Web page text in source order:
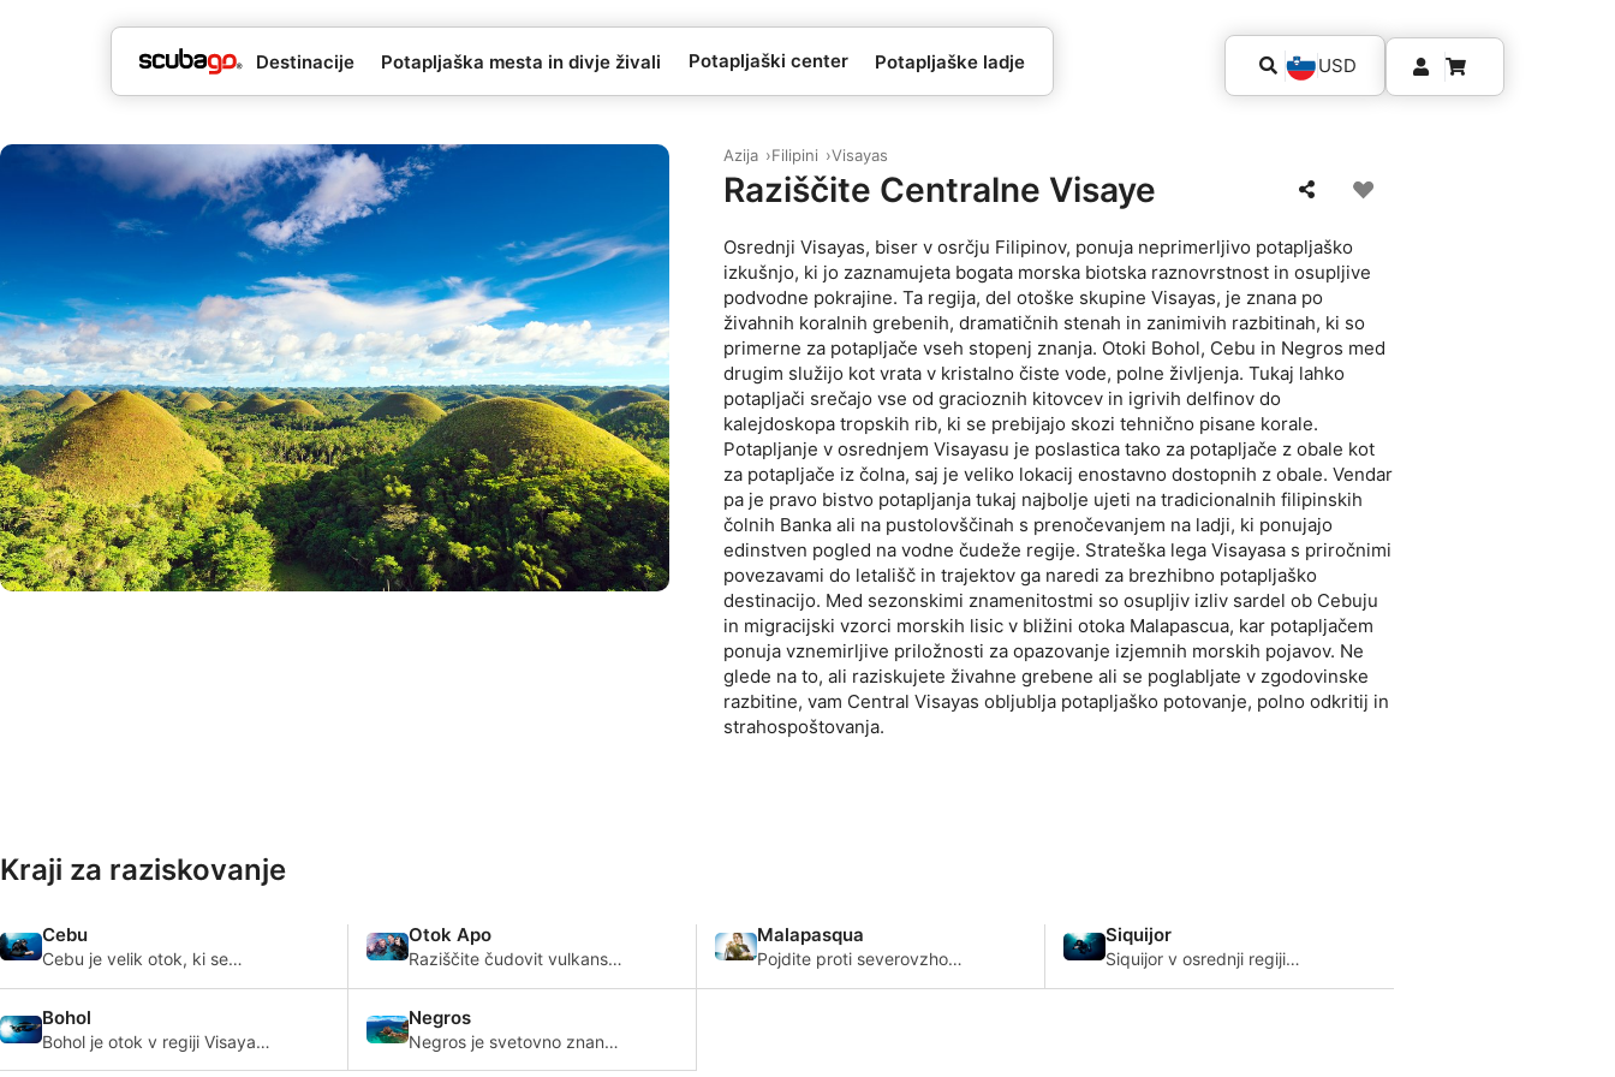
Destinacije Potapljaška mesta in divje živali Potapljaški center Potapljaške ladje USD
Azija Filipini Visayas
Raziščite Centralne Visaye
Osrednji Visayas, biser v osrčju Filipinov, ponuja neprimerljivo potapljaško
izkušnjo, ki jo zaznamujeta bogata morska biotska raznovrstnost in osupljive
podvodne pokrajine. Ta regija, del otoške skupine Visayas, je znana po
živahnih koralnih grebenih, dramatičnih stenah in zanimivih razbitinah, ki so
primerne za potapljače vseh stopenj znanja. Otoki Bohol, Cebu in Negros med
drugim služijo kot vrata v kristalno čiste vode, polne življenja. Tukaj lahko
potapljači srečajo vse od gracioznih kitovcev in igrivih delfinov do
kalejdoskopa tropskih rib, ki se prebijajo skozi tehnično pisane korale.
Potapljanje v osrednjem Visayasu je poslastica tako za potapljače z obale kot
za potapljače iz čolna, saj je veliko lokacij enostavno dostopnih z obale. Vendar
pa je pravo bistvo potapljanja tukaj najbolje ujeti na tradicionalnih filipinskih
čolnih Banka ali na pustolovščinah s prenočevanjem na ladji, ki ponujajo
edinstven pogled na vodne čudeže regije. Strateška lega Visayasa s priročnimi
povezavami do letališč in trajektov ga naredi za brezhibno potapljaško
destinacijo. Med sezonskimi znamenitostmi so osupljiv izliv sardel ob Cebuju
in migracijski vzorci morskih lisic v bližini otoka Malapascua, kar potapljačem
ponuja vznemirljive priložnosti za opazovanje izjemnih morskih pojavov. Ne
glede na to, ali raziskujete živahne grebene ali se poglabljate v zgodovinske
razbitine, vam Central Visayas obljublja potapljaško potovanje, polno odkritij in
strahospoštovanja.
Kraji za raziskovanje
Cebu
Cebu je velik otok, ki se
eno najgosteje
Otok Apo
Raziščite čudovit vulkanski
dramatičnimi stenami in
neskončnimi prepadi,
Malapasqua
Pojdite proti severovzhodu
Siquijor
Siquijor v osrednji regiji
Bohol
Bohol je otok v regiji Visayas
Negros
Negros je svetovno znan